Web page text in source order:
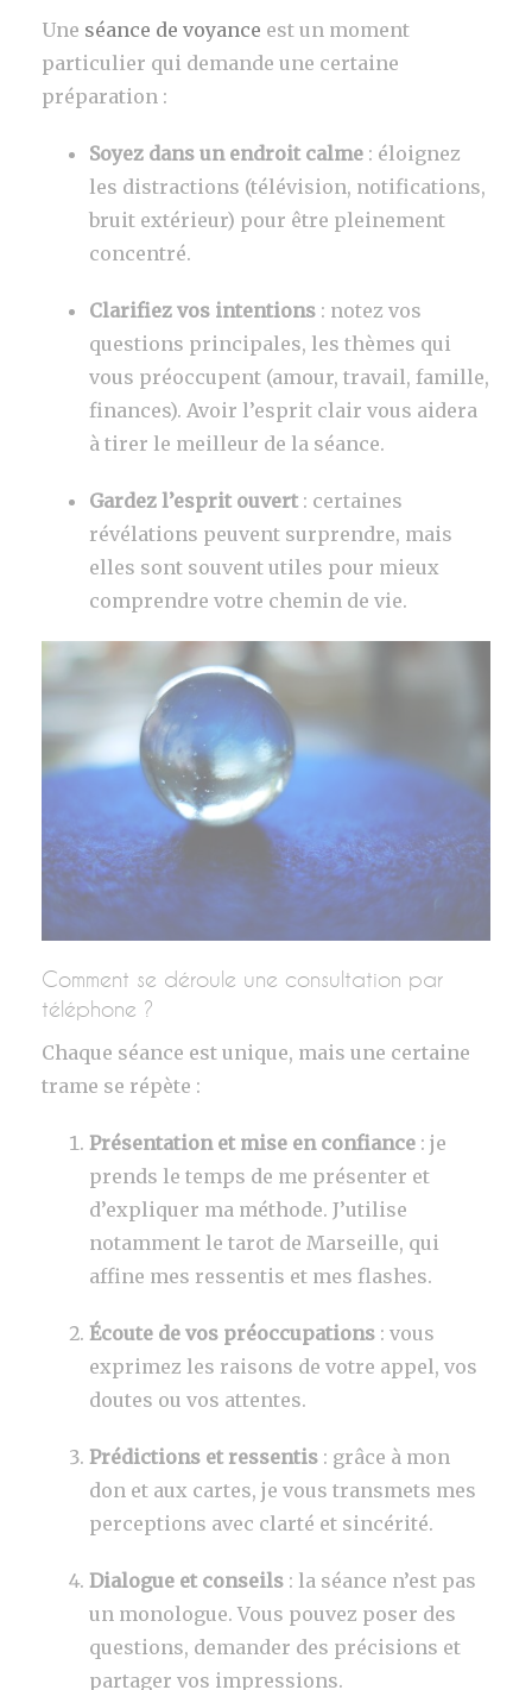
Une séance de voyance est un moment
particulier qui demande une certaine
préparation :
Soyez dans un endroit calme : éloignez
les distractions (télévision, notifications,
bruit extérieur) pour être pleinement
concentré.
Clarifiez vos intentions : notez vos
questions principales, les thèmes qui
vous préoccupent (amour, travail, famille,
finances). Avoir l’esprit clair vous aidera
à tirer le meilleur de la séance.
Gardez l’esprit ouvert : certaines
révélations peuvent surprendre, mais
elles sont souvent utiles pour mieux
comprendre votre chemin de vie.
Comment se déroule une consultation par
téléphone ?
Chaque séance est unique, mais une certaine
trame se répète :
Présentation et mise en confiance : je
prends le temps de me présenter et
d’expliquer ma méthode. J’utilise
notamment le tarot de Marseille, qui
affine mes ressentis et mes flashes.
Écoute de vos préoccupations : vous
exprimez les raisons de votre appel, vos
doutes ou vos attentes.
Prédictions et ressentis : grâce à mon
don et aux cartes, je vous transmets mes
perceptions avec clarté et sincérité.
Dialogue et conseils : la séance n’est pas
un monologue. Vous pouvez poser des
questions, demander des précisions et
partager vos impressions.